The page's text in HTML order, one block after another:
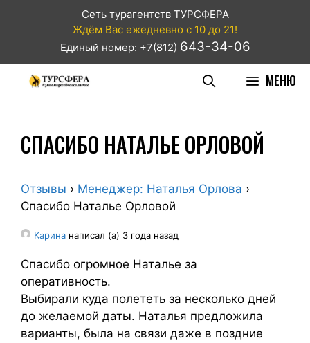
Сеть турагентств ТУРСФЕРА
Ждём Вас ежедневно с 10 до 21!
Единый номер: +7(812) 643-34-06
МЕНЮ
СПАСИБО НАТАЛЬЕ ОРЛОВОЙ
Отзывы › Менеджер: Наталья Орлова ›
Спасибо Наталье Орловой
Карина написал (а) 3 года назад
Спасибо огромное Наталье за
оперативность.
Выбирали куда полететь за несколько дней
до желаемой даты. Наталья предложила
варианты, была на связи даже в поздние